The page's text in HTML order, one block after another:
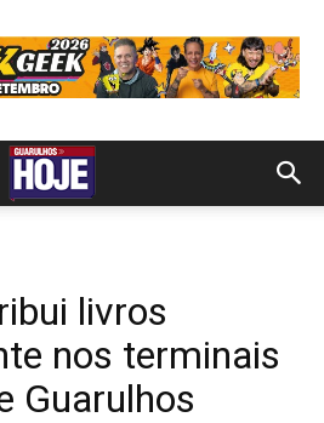
livros
nos terminais
Guarulhos